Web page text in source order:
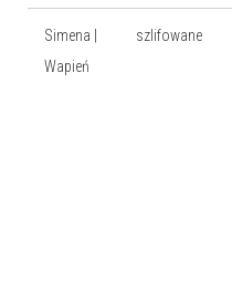
Simena |
Wapień
szlifowane